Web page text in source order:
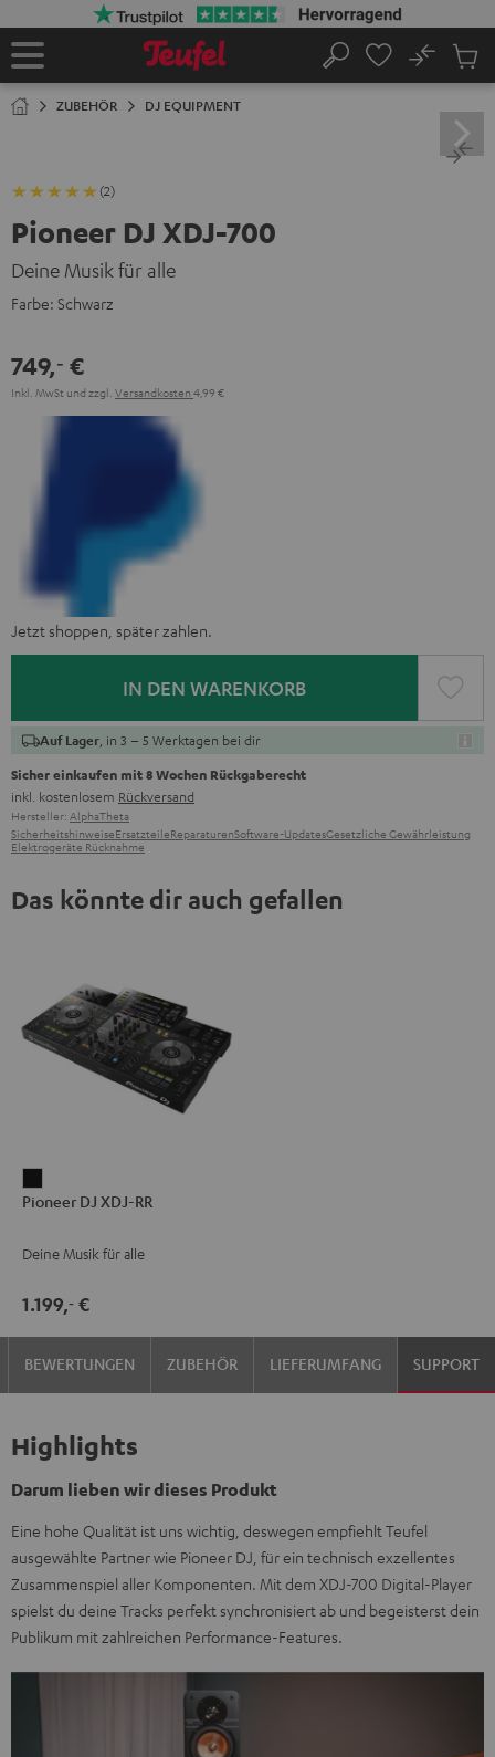
Startseite
Suche
No
ZUBEHÖR DJ EQUIPMENT
(2)
Pioneer DJ XDJ-700
Deine Musik für alle
Farbe: Schwarz
749,‐ €
Inkl. MwSt und zzgl. Versandkosten 4,99 €
Jetzt shoppen, später zahlen.
IN DEN WARENKORB
Auf Lager , in 3 – 5 Werktagen bei dir
Sicher einkaufen mit 8 Wochen Rückgaberecht
inkl. kostenlosem Rückversand
Hersteller: AlphaTheta
SicherheitshinweiseErsatzteileReparaturenSoftware-UpdatesGesetzliche Gewährleistung
Elektrogeräte Rücknahme
Das könnte dir auch gefallen
DJ
RR
Pioneer DJ XDJ-RR
Deine Musik für alle
1.199,‐ €
BEWERTUNGEN ZUBEHÖR LIEFERUMFANG SUPPORT
Highlights
Darum lieben wir dieses Produkt
Eine hohe Qualität ist uns wichtig, deswegen empfiehlt Teufel
ausgewählte Partner wie Pioneer DJ, für ein technisch exzellentes
Zusammenspiel aller Komponenten. Mit dem XDJ-700 Digital-Player
spielst du deine Tracks perfekt synchronisiert ab und begeisterst dein
Publikum mit zahlreichen Performance-Features.